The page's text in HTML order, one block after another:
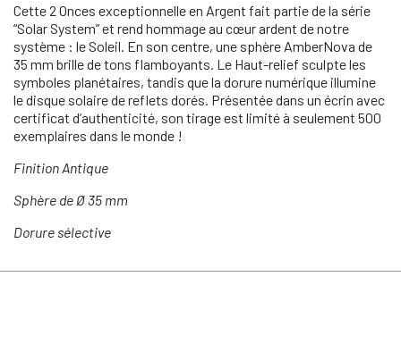
Cette 2 Onces exceptionnelle en Argent fait partie de la série
“Solar System” et rend hommage au cœur ardent de notre
système : le Soleil. En son centre, une sphère AmberNova de
35 mm brille de tons flamboyants. Le Haut-relief sculpte les
symboles planétaires, tandis que la dorure numérique illumine
le disque solaire de reflets dorés. Présentée dans un écrin avec
certificat d’authenticité, son tirage est limité à seulement 500
exemplaires dans le monde !
Finition Antique
Sphère de Ø 35 mm
Dorure sélective